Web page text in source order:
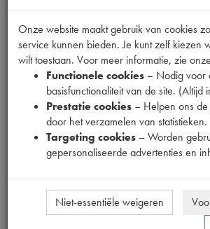
DINITROL RC 900
Model
Productnummer1918069
OE Citroën RC900
€ 51,43 (€ 42,50 excl.
Info
Onze website maakt gebruik van cookies
service kunnen bieden. Je kunt zelf kiezen
wilt toestaan. Voor meer informatie, zie
Functionele cookies – Nodig voor
basisfunctionaliteit van de site. (Altijd
Prestatie cookies – Helpen ons
door het verzamelen van statistieken.
Targeting cookies – Worden
gepersonaliseerde advertenties en
Niet-essentiële weigeren